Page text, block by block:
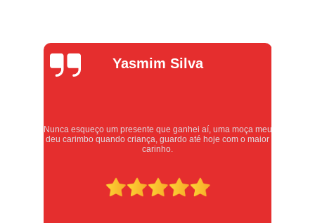
Alexandre
Oliveira
Atendimento excelente, serviços executados com carinho e
respeito. Recomendo sem dúvidas, merece 10 estrelas